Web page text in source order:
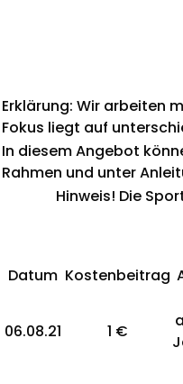
Erklärung: Wir arbeiten
Fokus liegt auf
In diesem Angebot
Rahmen und unter
Hinweis! Die
Datum Kostenbeitrag
06.08.21 1 €